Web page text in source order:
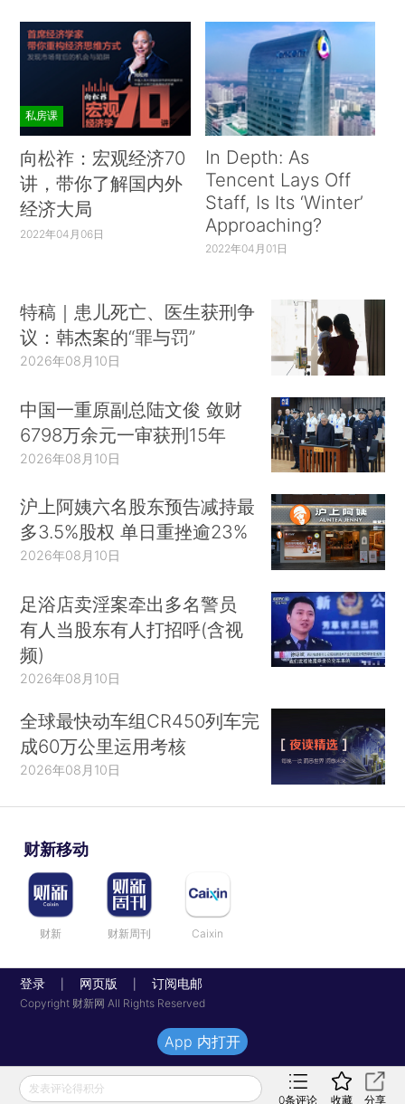
私房课
向松祚：宏观经济70
讲，带你了解国内外
经济大局
2022年04月06日
In Depth: As
Tencent Lays Off
Staff, Is Its ‘Winter’
Approaching?
2022年04月01日
特稿｜患儿死亡、医生获刑争
议：韩杰案的“罪与罚”
2026年08月10日
中国一重原副总陆文俊 敛财
6798万余元一审获刑15年
2026年08月10日
沪上阿姨六名股东预告减持最
多3.5%股权 单日重挫逾23%
2026年08月10日
足浴店卖淫案牵出多名警员
有人当股东有人打招呼(含视
频)
2026年08月10日
全球最快动车组CR450列车完
成60万公里运用考核
2026年08月10日
财新移动
财新 财新周刊 Caixin
登录 网页版 订阅电邮
Copyright 财新网 All Rights Reserved
发表评论得积分
0条评论 收藏 分享
App 内打开